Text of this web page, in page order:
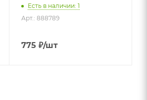
Есть в наличии: 1
Арт.: 888789
775 ₽/шт